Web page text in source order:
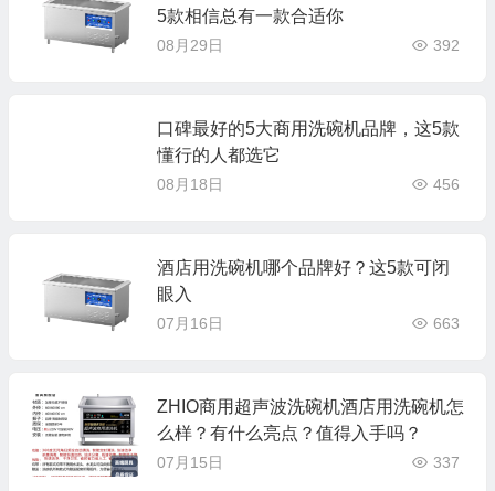
5款相信总有一款合适你
08月29日 392
口碑最好的5大商用洗碗机品牌，这5款
懂行的人都选它
08月18日 456
酒店用洗碗机哪个品牌好？这5款可闭
眼入
07月16日 663
ZHIO商用超声波洗碗机酒店用洗碗机怎
么样？有什么亮点？值得入手吗？
07月15日 337